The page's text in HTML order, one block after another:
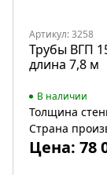
Артикул: 3258
Трубы ВГП
длина 7,8 м
В наличии
Толщина
Страна
Цена: 78